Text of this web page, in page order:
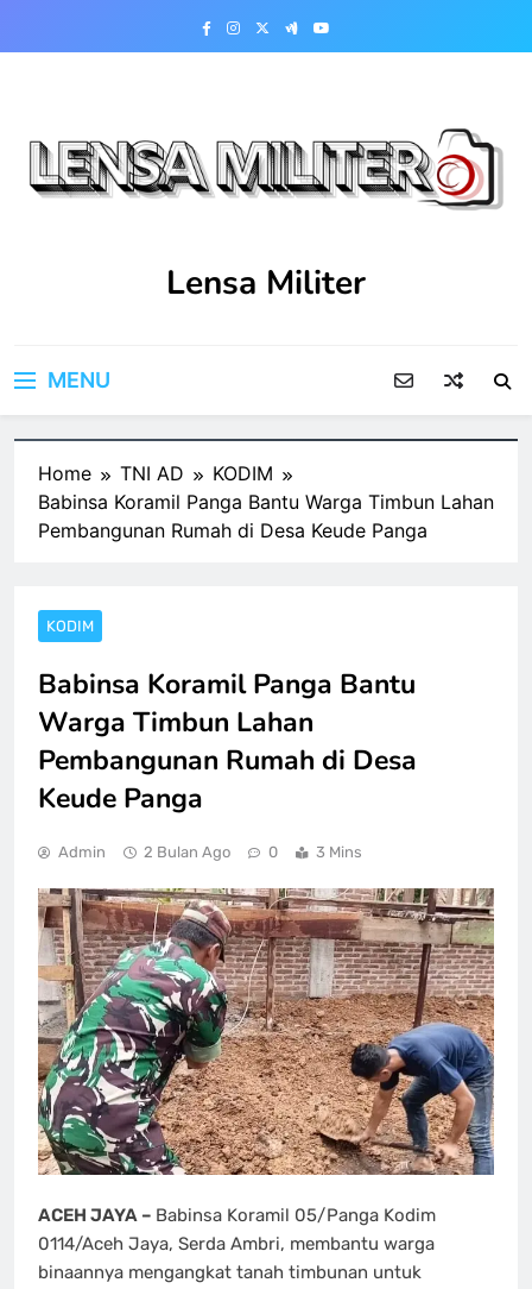
Lensa Militer
MENU
Home TNI AD
KODIM
Babinsa Koramil Panga Bantu Warga Timbun Lahan
Pembangunan Rumah di Desa Keude Panga
KODIM
Babinsa Koramil Panga Bantu
Warga Timbun Lahan
Pembangunan Rumah di Desa
Keude Panga
Admin 2 Bulan Ago 0 3 Mins
ACEH JAYA – Babinsa Koramil 05/Panga Kodim
0114/Aceh Jaya, Serda Ambri, membantu warga
binaannya mengangkat tanah timbunan untuk